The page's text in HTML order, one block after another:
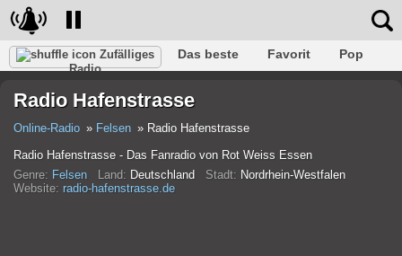
Zufälliges
Radio
Das beste Favorit
Pop
Rap
Trans Falk Jazz
Radio Hafenstrasse
Online-Radio Felsen
Radio Hafenstrasse
Radio Hafenstrasse - Das Fanradio von Rot Weiss Essen
Genre: Felsen Land: Deutschland Stadt: Nordrhein-Westfalen
Website: radio-hafenstrasse.de